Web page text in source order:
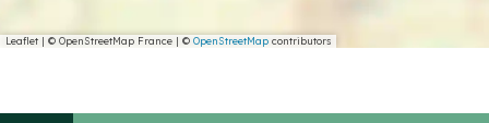
Leaflet | © OpenStreetMap France | © OpenStreetMap contributors